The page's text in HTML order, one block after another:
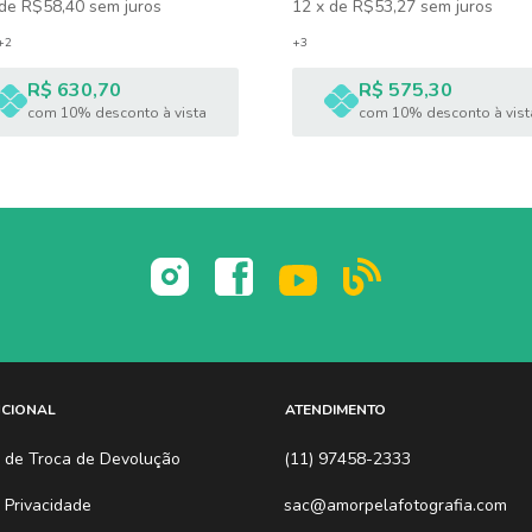
OPTISOM temos à venda o filme ORIGINAL.
foto Instax Mini 12.
de R$58,40 sem juros
R$ 630,70
com 10% desconto à vista
12 x de R$53,27 sem juros
+3
R$ 575,30
com 10% desconto à
Troca de Devolução
ATENDIMENTO
(11) 97458-2333
sac@amorpelafotografia.com